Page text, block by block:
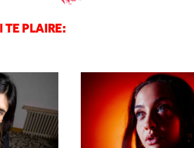
TE PLAIRE: